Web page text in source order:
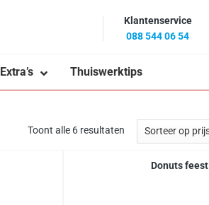
Klantenservice
088 544 06 54
Extra’s Thuiswerktips
Toont alle 6 resultaten
Donuts feest